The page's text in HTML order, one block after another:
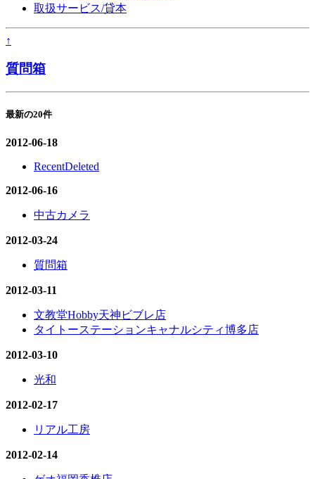
取扱サービス/貸本
↑
質問箱
最新の20件
2012-06-18
RecentDeleted
2012-06-16
中古カメラ
2012-03-24
質問箱
2012-03-11
文教堂Hobby天神ビブレ店
タイトーステーションキャナルシティ博多店
2012-03-10
光和
2012-02-17
リアル工房
2012-02-14